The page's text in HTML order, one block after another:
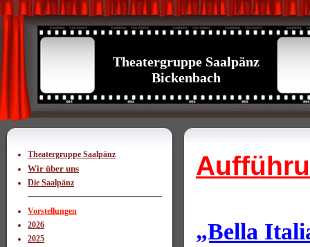
Theatergruppe Saalpänz
Bickenbach
Theatergruppe Saalpänz
Wir über uns
Die Saalpänz
Vorstellungen
2026
2025
„Bella